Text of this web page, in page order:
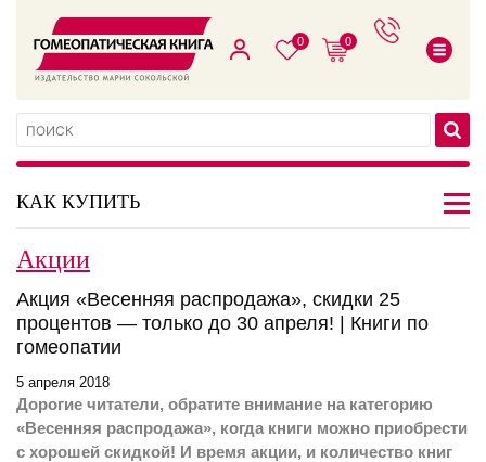
0 0
КАК КУПИТЬ
Акции
Акция «Весенняя распродажа», скидки 25
процентов — только до 30 апреля! | Книги по
гомеопатии
5 апреля 2018
Дорогие читатели, обратите внимание на категорию
«Весенняя распродажа», когда книги можно приобрести
с хорошей скидкой! И время акции, и количество книг